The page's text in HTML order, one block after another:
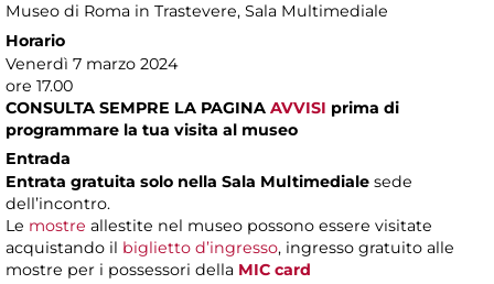
Museo di Roma in Trastevere, Sala Multimediale
Horario
Venerdì 7 marzo 2024
ore 17.00
CONSULTA SEMPRE LA PAGINA AVVISI prima di
programmare la tua visita al museo
Entrada
Entrata gratuita solo nella Sala Multimediale sede
dell’incontro.
Le mostre allestite nel museo possono essere visitate
acquistando il biglietto d’ingresso, ingresso gratuito alle
mostre per i possessori della MIC card